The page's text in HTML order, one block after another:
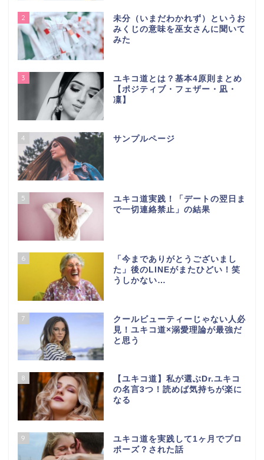
2
未分（いまだわかれず）というお
みくじの意味を巫女さんに聞いて
みた
3
ユキコ道とは？基本4原則まとめ
【ポジティブ・フェザー・凪・
凜】
4 サンプルページ
5
ユキコ道実践！「デートの翌日ま
で一切連絡禁止」の結果
6
「今までありがとうございまし
た」後のLINEがまたひどい！笑
うしかない…
7
クールビューティーじゃない人必
見！ユキコ道×溺愛理論が最強だ
と思う
8
【ユキコ道】私が選ぶDr.ユキコ
の名言3つ！読めば気持ちが楽に
なる
9
ユキコ道を実践して1ヶ月でプロ
ポーズ？された話